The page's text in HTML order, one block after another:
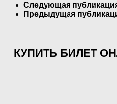
Следующая
Предыдущая
КУПИТЬ БИЛЕТ